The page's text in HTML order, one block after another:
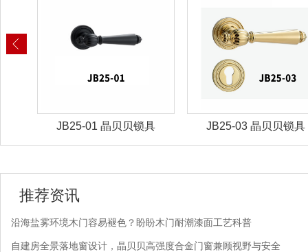
JB25-03 晶贝贝锁具 JB25-07 晶贝贝锁
推荐资讯
沿海盐雾环境木门容易褪色？盼盼木门耐潮漆面工艺科普
自建房全景落地窗设计，晶贝贝高强度合金门窗兼顾视野与安全